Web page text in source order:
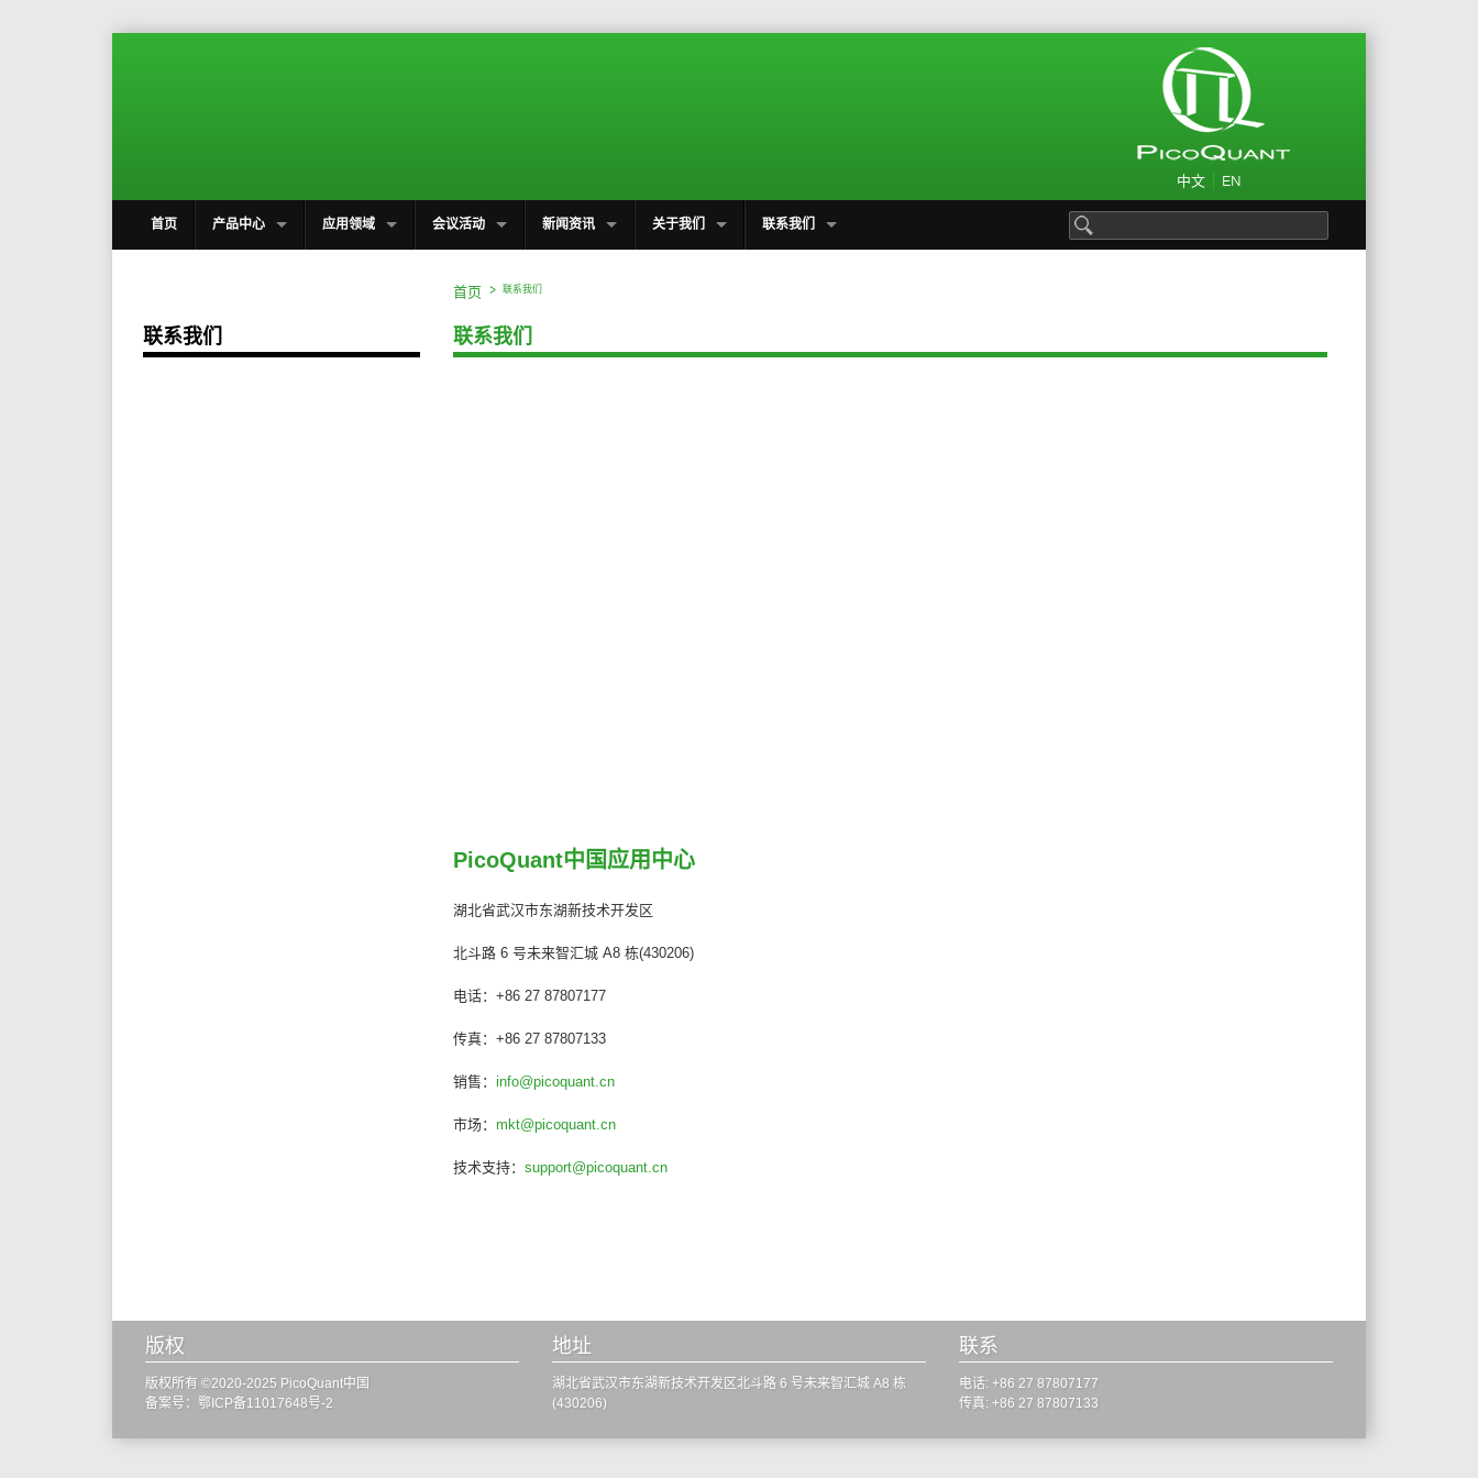
中文 EN
首页 产品中心 应用领域 会议活动 新闻资讯 关于我们 联系我们
首页 联系我们
联系我们 联系我们
PicoQuant中国应用中心
湖北省武汉市东湖新技术开发区
北斗路 6 号未来智汇城 A8 栋(430206)
电话：+86 27 87807177
传真：+86 27 87807133
销售： info@picoquant.cn
市场： mkt@picoquant.cn
技术支持： support@picoquant.cn
版权
版权所有 ©2020-2025 PicoQuant中国
备案号： 鄂ICP备11017648号-2
地址
湖北省武汉市东湖新技术开发区北斗路 6 号未来智汇城 A8 栋
(430206)
联系
电话: +86 27 87807177
传真: +86 27 87807133